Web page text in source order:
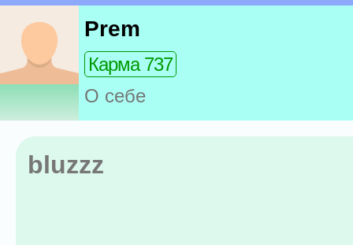
Prem
Карма 737
О себе
bluzzz